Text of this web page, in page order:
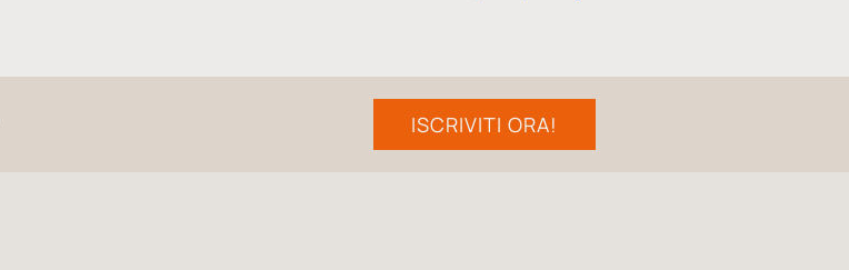
ISCRIVITI ORA!